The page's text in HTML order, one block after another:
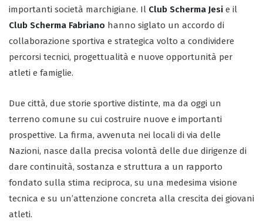
importanti società marchigiane. Il Club Scherma Jesi e il
Club Scherma Fabriano hanno siglato un accordo di
collaborazione sportiva e strategica volto a condividere
percorsi tecnici, progettualità e nuove opportunità per
atleti e famiglie.
Due città, due storie sportive distinte, ma da oggi un
terreno comune su cui costruire nuove e importanti
prospettive. La firma, avvenuta nei locali di via delle
Nazioni, nasce dalla precisa volontà delle due dirigenze di
dare continuità, sostanza e struttura a un rapporto
fondato sulla stima reciproca, su una medesima visione
tecnica e su un’attenzione concreta alla crescita dei giovani
atleti.